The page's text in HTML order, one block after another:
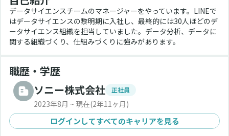
データサイエンスチームのマネージャーをやっています。LINEで
はデータサイエンスの黎明期に入社し、最終的には30人ほどのデ
ータサイエンス組織を担当していました。データ分析、データに
関する組織づくり、仕組みづくりに強みがあります。
職歴・学歴
ソニー株式会社
正社員
2023年8月 ~ 現在(2年11ヶ月)
ログインしてすべてのキャリアを見る